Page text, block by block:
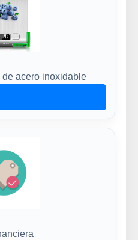
acero inoxidable